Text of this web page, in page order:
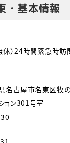
・基本情報
休）24時間緊急時訪
名古屋市名東区牧
ョン301号室